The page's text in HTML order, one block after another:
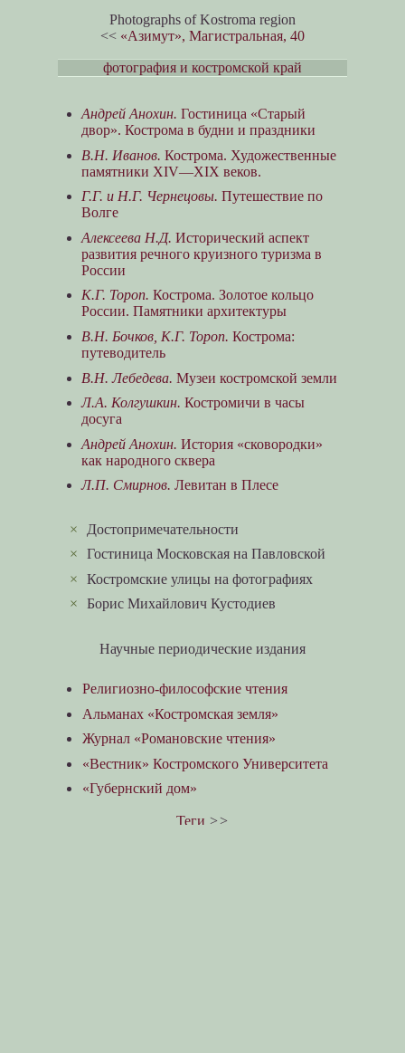
Photographs of Kostroma region
<< «Азимут», Магистральная, 40
фотография и костромской край
Андрей Анохин. Гостиница «Старый
двор». Кострома в будни и праздники
В.Н. Иванов. Кострома. Художественные
памятники XIV—XIX веков.
Г.Г. и Н.Г. Чернецовы. Путешествие по
Волге
Алексеева Н.Д. Исторический аспект
развития речного круизного туризма в
России
К.Г. Тороп. Кострома. Золотое кольцо
России. Памятники архитектуры
В.Н. Бочков, К.Г. Тороп. Кострома:
путеводитель
В.Н. Лебедева. Музеи костромской земли
Л.А. Колгушкин. Костромичи в часы
досуга
Андрей Анохин. История «сковородки»
как народного сквера
Л.П. Смирнов. Левитан в Плесе
Достопримечательности
×Гостиница Московская на Павловской
×Костромские улицы на фотографиях
×Борис Михайлович Кустодиев
Научные периодические издания
Религиозно-философские чтения
Альманах «Костромская земля»
Журнал «Романовские чтения»
«Вестник» Костромского Университета
«Губернский дом»
Теги >>